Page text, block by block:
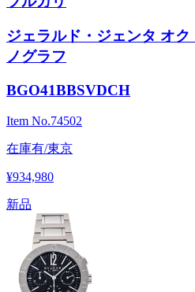
ジェラルド・ジェンタ オ
ノグラフ
BGO41BBSVDCH
Item No.74502
在庫有/東京
¥934,980
新品